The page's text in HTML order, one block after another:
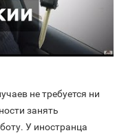
не требуется ни
занять
У иностранца